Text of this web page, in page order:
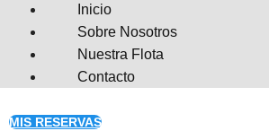
Inicio
Sobre Nosotros
Nuestra Flota
Contacto
MIS RESERVAS